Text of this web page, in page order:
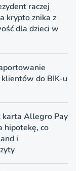
raczej
krypto znika z
dla dzieci w
do BIK-u
karta Allegro Pay
hipotekę, co
i